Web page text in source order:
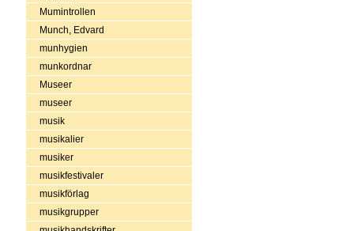
Mumintrollen
Munch, Edvard
munhygien
munkordnar
Museer
museer
musik
musikalier
musiker
musikfestivaler
musikförlag
musikgrupper